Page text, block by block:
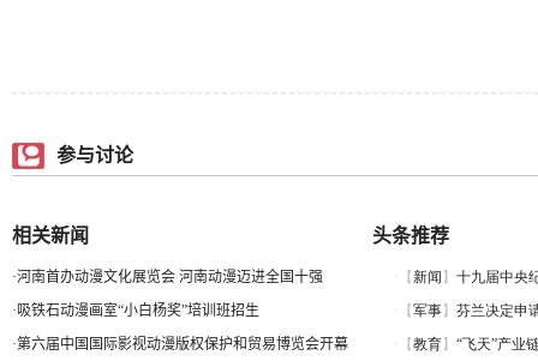
参与讨论
相关新闻
·河南首办动漫文化展览会 河南动漫迈进全国十强
·吸铁石动漫画室“小白杨奖”培训班招生
·第六届中国国际影视动漫版权保护和贸易博览会开幕
头条推荐